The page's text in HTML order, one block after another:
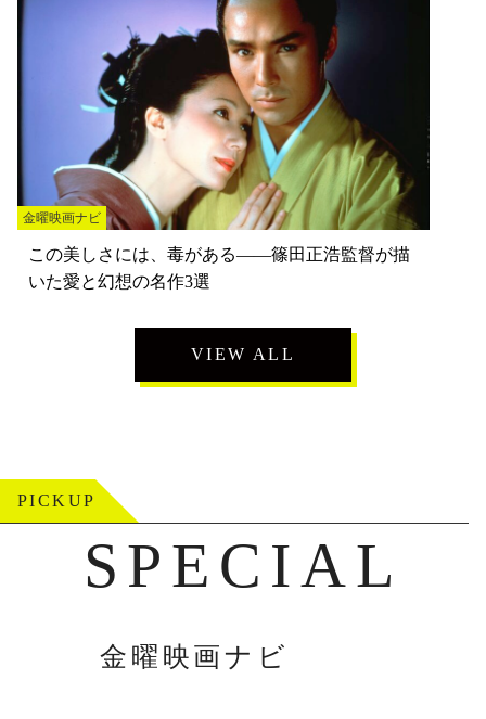
金曜映画ナビ
この美しさには、毒がある――篠田正浩監督が描
いた愛と幻想の名作3選
VIEW ALL
PICKUP
SPECIAL
金曜映画ナビ